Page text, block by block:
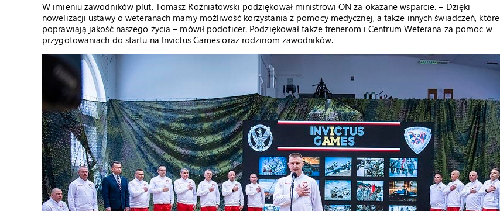
W imieniu zawodników plut. Tomasz Rożniatowski podziękował ministrowi ON za okazane wsparcie. – Dzięki
nowelizacji ustawy o weteranach mamy możliwość korzystania z pomocy medycznej, a także innych świadczeń, które
poprawiają jakość naszego życia – mówił podoficer. Podziękował także trenerom i Centrum Weterana za pomoc w
przygotowaniach do startu na Invictus Games oraz rodzinom zawodników.